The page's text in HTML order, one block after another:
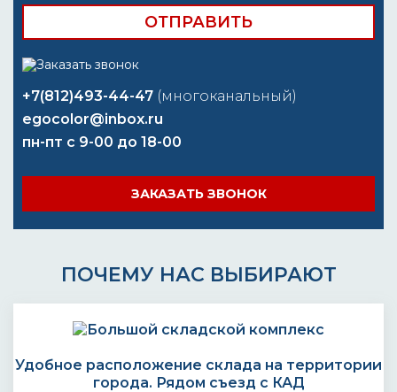
+7(812)493-44-47 (многоканальный)
egocolor@inbox.ru
пн-пт с 9-00 до 18-00
ЗАКАЗАТЬ ЗВОНОК
ПОЧЕМУ НАС ВЫБИРАЮТ
Удобное расположение склада на территории
города. Рядом съезд с КАД